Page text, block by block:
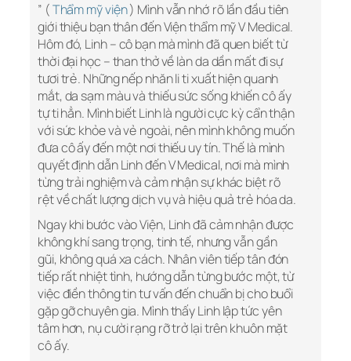
” (Thẩm mỹ viện) Mình vẫn nhớ rõ lần đầu tiên
giới thiệu bạn thân đến Viện thẩm mỹ V Medical.
Hôm đó, Linh – cô bạn mà mình đã quen biết từ
thời đại học – than thở về làn da dần mất đi sự
tươi trẻ. Những nếp nhăn li ti xuất hiện quanh
mắt, da sạm màu và thiếu sức sống khiến cô ấy
tự ti hẳn. Mình biết Linh là người cực kỳ cẩn thận
với sức khỏe và vẻ ngoài, nên mình không muốn
đưa cô ấy đến một nơi thiếu uy tín. Thế là mình
quyết định dẫn Linh đến V Medical, nơi mà mình
từng trải nghiệm và cảm nhận sự khác biệt rõ
rệt về chất lượng dịch vụ và hiệu quả trẻ hóa da.
Ngay khi bước vào Viện, Linh đã cảm nhận được
không khí sang trọng, tinh tế, nhưng vẫn gần
gũi, không quá xa cách. Nhân viên tiếp tân đón
tiếp rất nhiệt tình, hướng dẫn từng bước một, từ
việc điền thông tin tư vấn đến chuẩn bị cho buổi
gặp gỡ chuyên gia. Mình thấy Linh lập tức yên
tâm hơn, nụ cười rạng rỡ trở lại trên khuôn mặt
cô ấy.